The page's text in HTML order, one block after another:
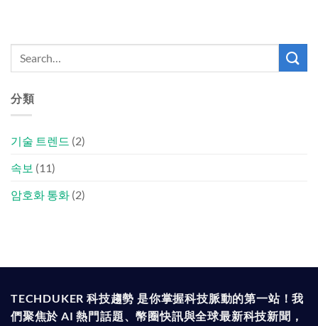
分類
기술 트렌드 (2)
속보 (11)
암호화 통화 (2)
TECHDUKER 科技趨勢 是你掌握科技脈動的第一站！我
們聚焦於 AI 熱門話題、幣圈快訊與全球最新科技新聞，